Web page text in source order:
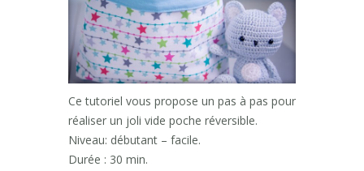
Ce tutoriel vous propose un pas à pas pour
réaliser un joli vide poche réversible.
Niveau: débutant – facile.
Durée : 30 min.